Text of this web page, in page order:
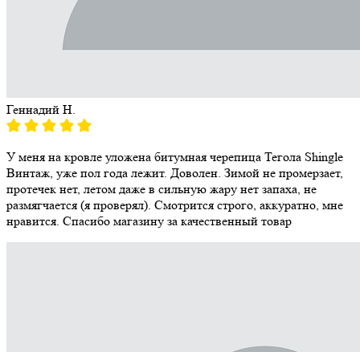
Геннадий Н.
У меня на кровле уложена битумная черепица Тегола Shingle
Винтаж, уже пол года лежит. Доволен. Зимой не промерзает,
протечек нет, летом даже в сильную жару нет запаха, не
размягчается (я проверял). Смотрится строго, аккуратно, мне
нравится. Спасибо магазину за качественный товар